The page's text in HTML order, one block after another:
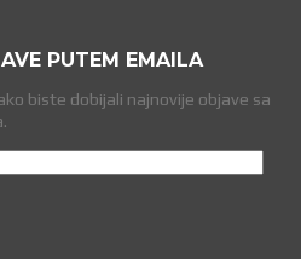
PUTEM EMAILA
biste dobijali najnovije objave sa